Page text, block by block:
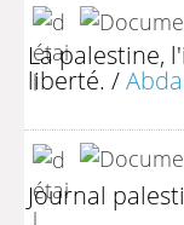
La palestine,
liberté. /
Journal